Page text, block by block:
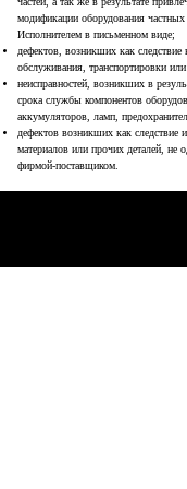
модификации оборудования
Исполнителем в письменном виде;
дефектов, возникших как
обслуживания, транспортировки
неисправностей, возникших в
срока службы компонентов
аккумуляторов, ламп,
дефектов возникших как следствие
материалов или прочих деталей, не
фирмой-поставщиком.